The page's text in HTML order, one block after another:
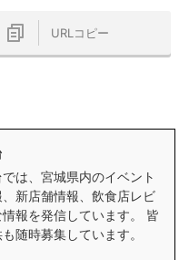
URLコピー
は、宮城県内のイベント
新店舗情報、飲食店レビ
報を発信しています。 皆
随時募集しています。